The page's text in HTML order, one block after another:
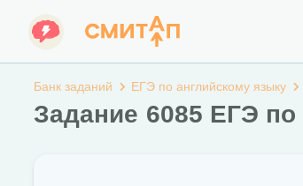
Банк заданий ЕГЭ по английскому языку
Задание 6085 ЕГЭ